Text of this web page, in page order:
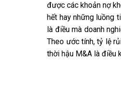
được các khoản nợ
hết hay những luồng
là điều mà doanh
Theo ước tính, tỷ lệ
thời hậu M&A là điều